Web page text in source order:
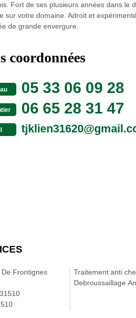
Fort de ses plusieurs années dans le
votre domaine. Adroit et
de grande envergure.
coordonnées
05 33 06 09 28
06 65 28 31 47
Frontignes
Traitement anti
Debroussaillage